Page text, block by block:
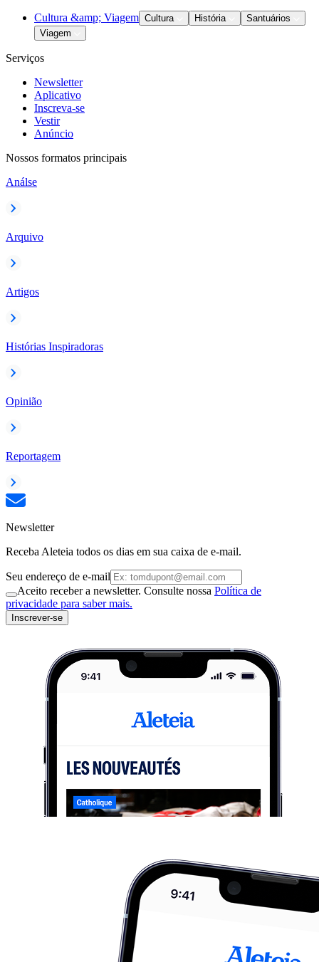
Cultura &amp; Viagem Cultura História
Santuários
Viagem
Serviços
Newsletter
Aplicativo
Inscreva-se
Vestir
Anúncio
Nossos formatos principais
Análse
Arquivo
Artigos
Histórias Inspiradoras
Opinião
Reportagem
Newsletter
Receba Aleteia todos os dias em sua caixa de e-mail.
Seu endereço de e-mail
Aceito receber a newsletter. Consulte nossa Política de
privacidade para saber mais.
Inscrever-se